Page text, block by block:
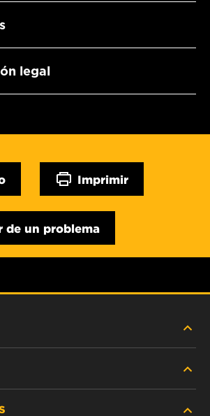
legal
Imprimir
de un problema